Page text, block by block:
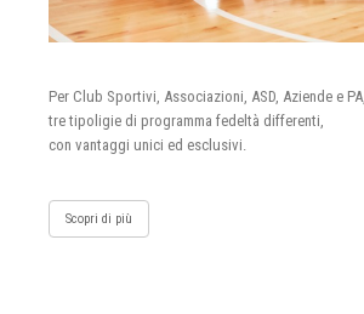
Per Club Sportivi, Associazioni, ASD, Aziende e PA,
tre tipoligie di programma fedeltà differenti,
con vantaggi unici ed esclusivi.
Scopri di più